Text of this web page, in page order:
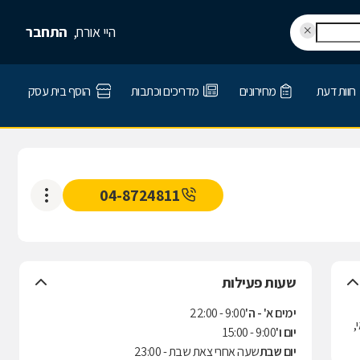
היי אורח, התחבר
חוות דעת מחירונים מדריכים וכתבות הוסף בית עסק
04-8724811
שעות פעילות
ימים א' - ה'9:00 - 22:00
יום ו'9:00 - 15:00
יום שבתשעה אחרי צאת שבת - 23:00